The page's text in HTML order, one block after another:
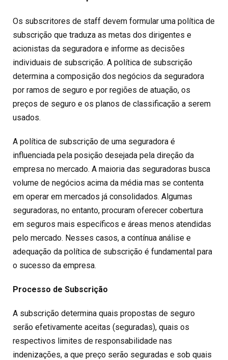
Os subscritores de staff devem formular uma política de
subscrição que traduza as metas dos dirigentes e
acionistas da seguradora e informe as decisões
individuais de subscrição. A política de subscrição
determina a composição dos negócios da seguradora
por ramos de seguro e por regiões de atuação, os
preços de seguro e os planos de classificação a serem
usados.
A política de subscrição de uma seguradora é
influenciada pela posição desejada pela direção da
empresa no mercado. A maioria das seguradoras busca
volume de negócios acima da média mas se contenta
em operar em mercados já consolidados. Algumas
seguradoras, no entanto, procuram oferecer cobertura
em seguros mais específicos e áreas menos atendidas
pelo mercado. Nesses casos, a contínua análise e
adequação da política de subscrição é fundamental para
o sucesso da empresa.
Processo de Subscrição
A subscrição determina quais propostas de seguro
serão efetivamente aceitas (seguradas), quais os
respectivos limites de responsabilidade nas
indenizações, a que preço serão seguradas e sob quais